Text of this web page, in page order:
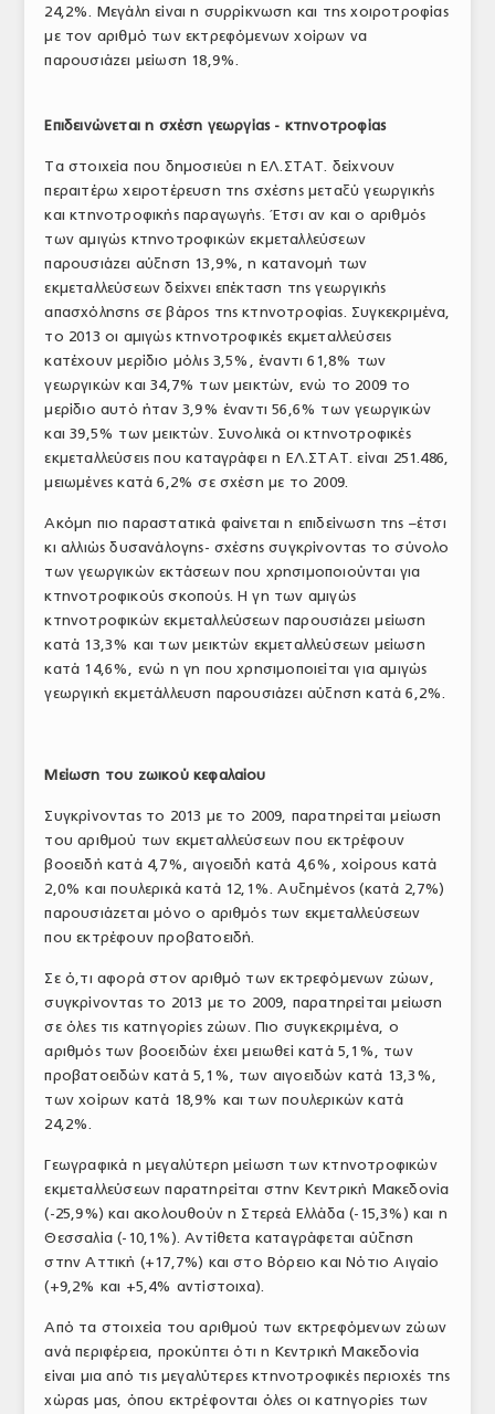
ΑΡΧΕΙΟ ΤΕΥΧΩΝ
24,2%. Μεγάλη είναι η συρρίκνωση και της χοιροτροφίας
με τον αριθμό των εκτρεφόμενων χοίρων να
παρουσιάζει μείωση 18,9%.
Επιδεινώνεται η σχέση γεωργίας - κτηνοτροφίας
Τα στοιχεία που δημοσιεύει η ΕΛ.ΣΤΑΤ. δείχνουν
περαιτέρω χειροτέρευση της σχέσης μεταξύ γεωργικής
και κτηνοτροφικής παραγωγής. Έτσι αν και ο αριθμός
των αμιγώς κτηνοτροφικών εκμεταλλεύσεων
παρουσιάζει αύξηση 13,9%, η κατανομή των
εκμεταλλεύσεων δείχνει επέκταση της γεωργικής
απασχόλησης σε βάρος της κτηνοτροφίας. Συγκεκριμένα,
το 2013 οι αμιγώς κτηνοτροφικές εκμεταλλεύσεις
κατέχουν μερίδιο μόλις 3,5%, έναντι 61,8% των
γεωργικών και 34,7% των μεικτών, ενώ το 2009 το
μερίδιο αυτό ήταν 3,9% έναντι 56,6% των γεωργικών
και 39,5% των μεικτών. Συνολικά οι κτηνοτροφικές
εκμεταλλεύσεις που καταγράφει η ΕΛ.ΣΤΑΤ. είναι 251.486,
μειωμένες κατά 6,2% σε σχέση με το 2009.
Ακόμη πιο παραστατικά φαίνεται η επιδείνωση της –έτσι
κι αλλιώς δυσανάλογης- σχέσης συγκρίνοντας το σύνολο
των γεωργικών εκτάσεων που χρησιμοποιούνται για
κτηνοτροφικούς σκοπούς. Η γη των αμιγώς
κτηνοτροφικών εκμεταλλεύσεων παρουσιάζει μείωση
κατά 13,3% και των μεικτών εκμεταλλεύσεων μείωση
κατά 14,6%, ενώ η γη που χρησιμοποιείται για αμιγώς
γεωργική εκμετάλλευση παρουσιάζει αύξηση κατά 6,2%.
Μείωση του ζωικού κεφαλαίου
Συγκρίνοντας το 2013 με το 2009, παρατηρείται μείωση
του αριθμού των εκμεταλλεύσεων που εκτρέφουν
βοοειδή κατά 4,7%, αιγοειδή κατά 4,6%, χοίρους κατά
2,0% και πουλερικά κατά 12,1%. Αυξημένος (κατά 2,7%)
παρουσιάζεται μόνο ο αριθμός των εκμεταλλεύσεων
που εκτρέφουν προβατοειδή.
Σε ό,τι αφορά στον αριθμό των εκτρεφόμενων ζώων,
συγκρίνοντας το 2013 με το 2009, παρατηρείται μείωση
σε όλες τις κατηγορίες ζώων. Πιο συγκεκριμένα, ο
αριθμός των βοοειδών έχει μειωθεί κατά 5,1%, των
προβατοειδών κατά 5,1%, των αιγοειδών κατά 13,3%,
των χοίρων κατά 18,9% και των πουλερικών κατά
24,2%.
Γεωγραφικά η μεγαλύτερη μείωση των κτηνοτροφικών
εκμεταλλεύσεων παρατηρείται στην Κεντρική Μακεδονία
(-25,9%) και ακολουθούν η Στερεά Ελλάδα (-15,3%) και η
Θεσσαλία (-10,1%). Αντίθετα καταγράφεται αύξηση
στην Αττική (+17,7%) και στο Βόρειο και Νότιο Αιγαίο
(+9,2% και +5,4% αντίστοιχα).
Από τα στοιχεία του αριθμού των εκτρεφόμενων ζώων
ανά περιφέρεια, προκύπτει ότι η Κεντρική Μακεδονία
είναι μια από τις μεγαλύτερες κτηνοτροφικές περιοχές της
χώρας μας, όπου εκτρέφονται όλες οι κατηγορίες των